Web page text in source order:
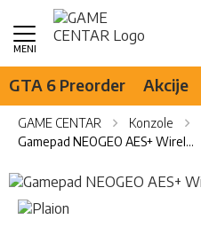
GTA 6 Preorder Akcije
GAME CENTAR Konzole
Gamepad NEOGEO AES+ Wireless Arcade Stick (White)
Skip
to
the
Skip
to